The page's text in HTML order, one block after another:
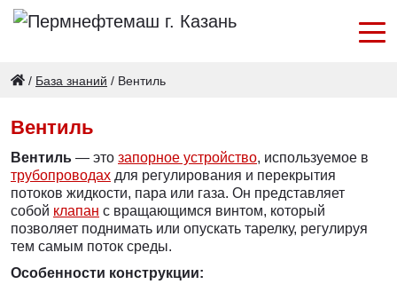
/ База знаний / Вентиль
Вентиль
Вентиль — это запорное устройство, используемое в
трубопроводах для регулирования и перекрытия
потоков жидкости, пара или газа. Он представляет
собой клапан с вращающимся винтом, который
позволяет поднимать или опускать тарелку, регулируя
тем самым поток среды.
Особенности конструкции: